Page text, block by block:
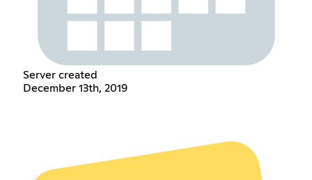
Server created
December 13th, 2019